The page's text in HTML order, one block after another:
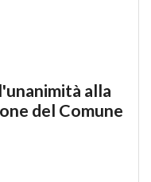
alla
del Comune